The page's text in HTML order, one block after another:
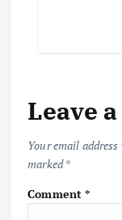
Leave
Your email
marked*
Comment*